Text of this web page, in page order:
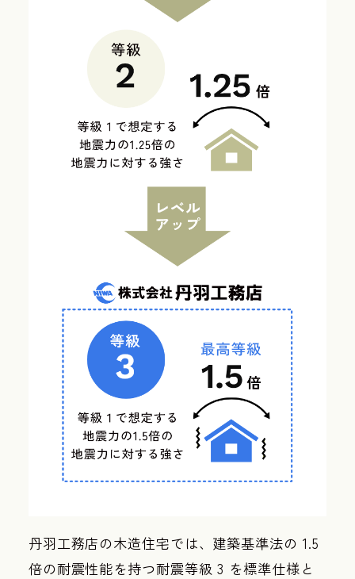
丹羽工務店の木造住宅では、建築基準法の 1.5
倍の耐震性能を持つ耐震等級 3 を標準仕様と